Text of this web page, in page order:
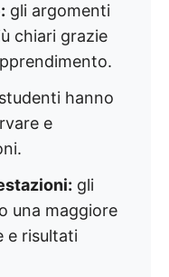
gli argomenti
chiari grazie
hanno
e
gli
una maggiore
e risultati